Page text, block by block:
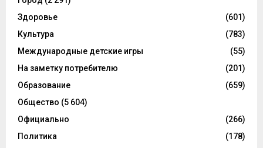
Здоровье
(601)
Культура
(783)
Международные детские игры
(55)
На заметку потребителю
(201)
Образование
(659)
Общество (5 604)
Официально
(266)
Политика
(178)